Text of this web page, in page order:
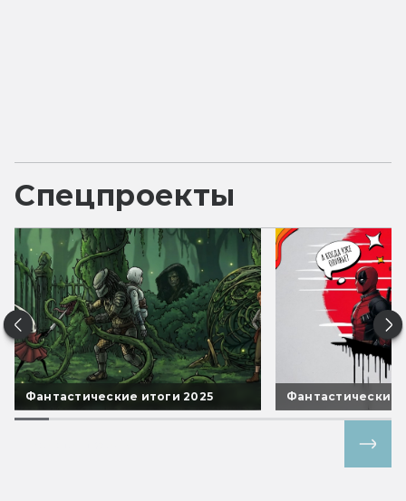
Спецпроекты
Фантастические итоги 2025 Фантастические